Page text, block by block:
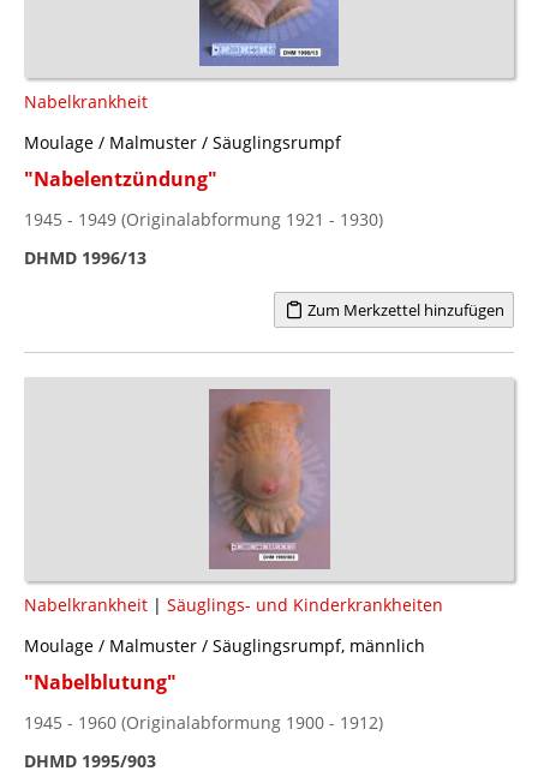
Nabelkrankheit
Moulage / Malmuster / Säuglingsrumpf
"Nabelentzündung"
1945 - 1949 (Originalabformung 1921 - 1930)
DHMD 1996/13
Zum Merkzettel hinzufügen
Nabelkrankheit | Säuglings- und Kinderkrankheiten
Moulage / Malmuster / Säuglingsrumpf, männlich
"Nabelblutung"
1945 - 1960 (Originalabformung 1900 - 1912)
DHMD 1995/903